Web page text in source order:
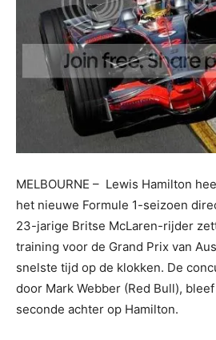
MELBOURNE – Lewis Hamilton
het nieuwe Formule 1-seizoen
23-jarige Britse McLaren-rijder
training voor de Grand Prix van
snelste tijd op de klokken. De
door Mark Webber (Red Bull),
seconde achter op Hamilton.